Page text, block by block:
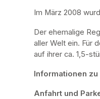
Im März 2008
Der ehemalige
aller Welt ein. Für
auf ihrer ca. 1,5-
Informationen zu
Anfahrt und